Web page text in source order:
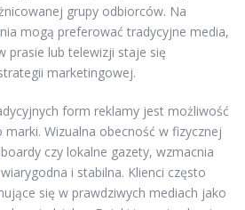
grupy odbiorców. Na
mogą preferować tradycyjne media,
prasie lub telewizji staje się
marketingowej.
form reklamy jest możliwość
marki. Wizualna obecność w fizycznej
czy lokalne gazety, wzmacnia
i stabilna. Klienci często
się w prawdziwych mediach jako